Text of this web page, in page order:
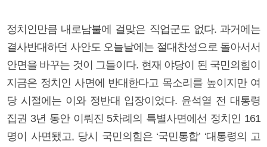
정치인만큼 내로남불에 걸맞은 직업군도 없다. 과거에는
결사반대하던 사안도 오늘날에는 절대찬성으로 돌아서서
안면을 바꾸는 것이 그들이다. 현재 야당이 된 국민의힘이
지금은 정치인 사면에 반대한다고 목소리를 높이지만 여
당 시절에는 이와 정반대 입장이었다. 윤석열 전 대통령
집권 3년 동안 이뤄진 5차례의 특별사면에선 정치인 161
명이 사면됐고, 당시 국민의힘은 ‘국민통합’ ‘대통령의 고